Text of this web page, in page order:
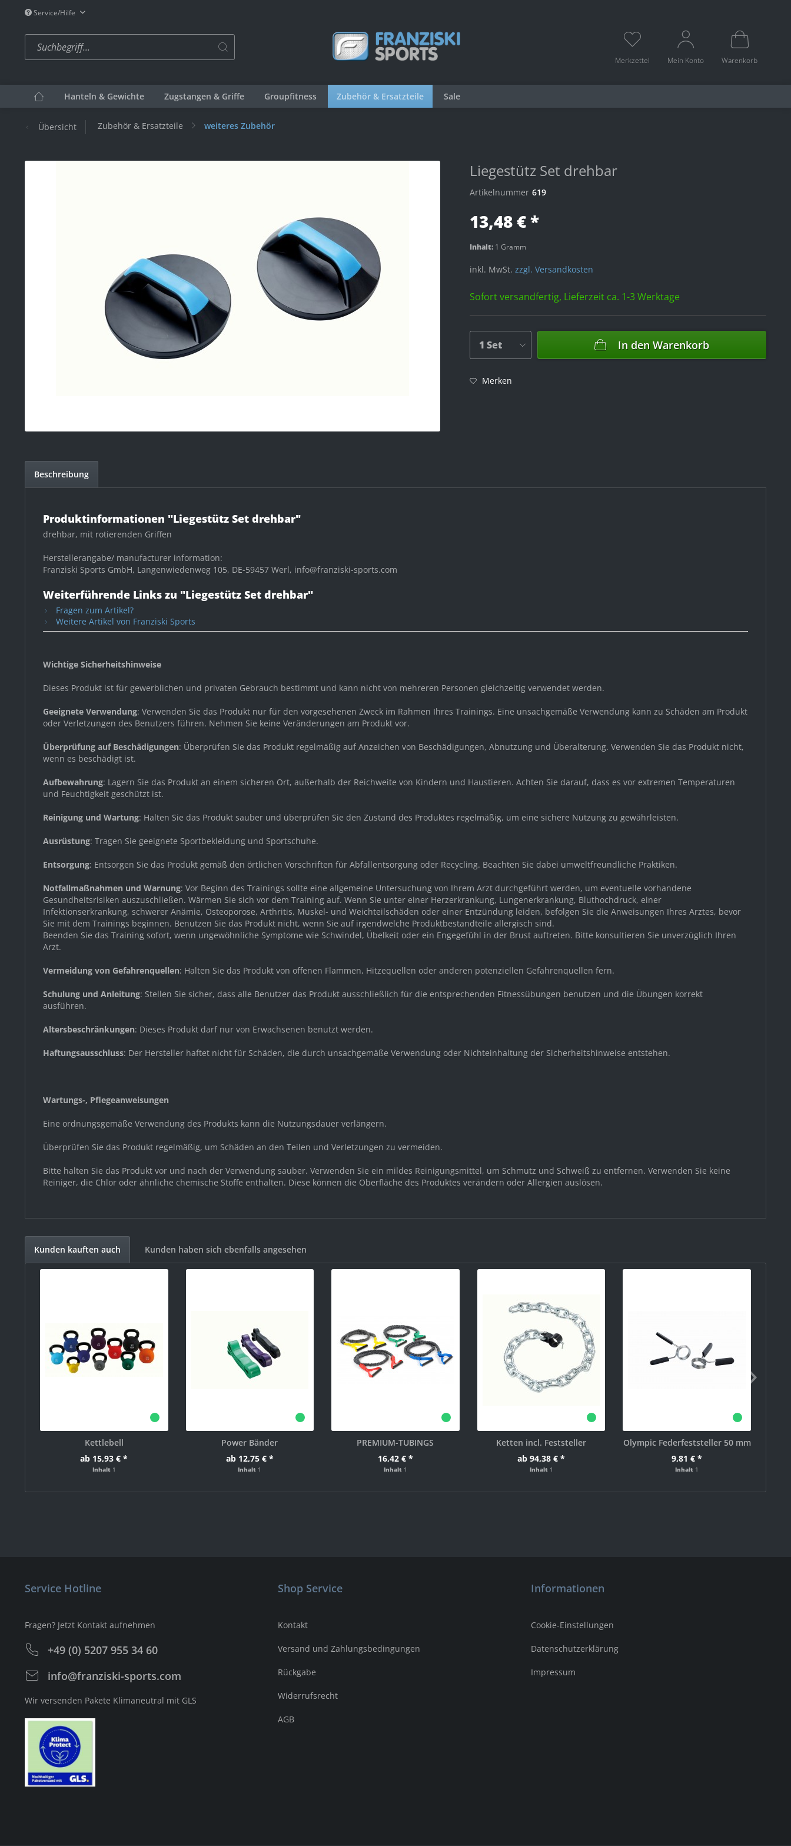
Service/Hilfe
Merkzettel Mein Konto Warenkorb
Hanteln & Gewichte Zugstangen & Griffe Groupfitness Zubehör & Ersatzteile Sale
Übersicht Zubehör & Ersatzteile weiteres Zubehör
Liegestütz Set drehbar
Artikelnummer 619
13,48 € *
Inhalt: 1 Gramm
inkl. MwSt. zzgl. Versandkosten
Sofort versandfertig, Lieferzeit ca. 1-3 Werktage
In den Warenkorb
Merken
Beschreibung
Produktinformationen "Liegestütz Set drehbar"
drehbar, mit rotierenden Griffen
Herstellerangabe/ manufacturer information:
Franziski Sports GmbH, Langenwiedenweg 105, DE-59457 Werl, info@franziski-sports.com
Weiterführende Links zu "Liegestütz Set drehbar"
Fragen zum Artikel?
Weitere Artikel von Franziski Sports
Wichtige Sicherheitshinweise
Dieses Produkt ist für gewerblichen und privaten Gebrauch bestimmt und kann nicht von mehreren Personen gleichzeitig verwendet werden.
Geeignete Verwendung: Verwenden Sie das Produkt nur für den vorgesehenen Zweck im Rahmen Ihres Trainings. Eine unsachgemäße Verwendung kann zu Schäden am Produkt
oder Verletzungen des Benutzers führen. Nehmen Sie keine Veränderungen am Produkt vor.
Überprüfung auf Beschädigungen: Überprüfen Sie das Produkt regelmäßig auf Anzeichen von Beschädigungen, Abnutzung und Überalterung. Verwenden Sie das Produkt nicht,
wenn es beschädigt ist.
Aufbewahrung: Lagern Sie das Produkt an einem sicheren Ort, außerhalb der Reichweite von Kindern und Haustieren. Achten Sie darauf, dass es vor extremen Temperaturen
und Feuchtigkeit geschützt ist.
Reinigung und Wartung: Halten Sie das Produkt sauber und überprüfen Sie den Zustand des Produktes regelmäßig, um eine sichere Nutzung zu gewährleisten.
Ausrüstung: Tragen Sie geeignete Sportbekleidung und Sportschuhe.
Entsorgung: Entsorgen Sie das Produkt gemäß den örtlichen Vorschriften für Abfallentsorgung oder Recycling. Beachten Sie dabei umweltfreundliche Praktiken.
Notfallmaßnahmen und Warnung: Vor Beginn des Trainings sollte eine allgemeine Untersuchung von Ihrem Arzt durchgeführt werden, um eventuelle vorhandene
Gesundheitsrisiken auszuschließen. Wärmen Sie sich vor dem Training auf. Wenn Sie unter einer Herzerkrankung, Lungenerkrankung, Bluthochdruck, einer
Infektionserkrankung, schwerer Anämie, Osteoporose, Arthritis, Muskel- und Weichteilschäden oder einer Entzündung leiden, befolgen Sie die Anweisungen Ihres Arztes, bevor
Sie mit dem Trainings beginnen. Benutzen Sie das Produkt nicht, wenn Sie auf irgendwelche Produktbestandteile allergisch sind.
Beenden Sie das Training sofort, wenn ungewöhnliche Symptome wie Schwindel, Übelkeit oder ein Engegefühl in der Brust auftreten. Bitte konsultieren Sie unverzüglich Ihren
Arzt.
Vermeidung von Gefahrenquellen: Halten Sie das Produkt von offenen Flammen, Hitzequellen oder anderen potenziellen Gefahrenquellen fern.
Schulung und Anleitung: Stellen Sie sicher, dass alle Benutzer das Produkt ausschließlich für die entsprechenden Fitnessübungen benutzen und die Übungen korrekt
ausführen.
Altersbeschränkungen: Dieses Produkt darf nur von Erwachsenen benutzt werden.
Haftungsausschluss: Der Hersteller haftet nicht für Schäden, die durch unsachgemäße Verwendung oder Nichteinhaltung der Sicherheitshinweise entstehen.
Wartungs-, Pflegeanweisungen
Eine ordnungsgemäße Verwendung des Produkts kann die Nutzungsdauer verlängern.
Überprüfen Sie das Produkt regelmäßig, um Schäden an den Teilen und Verletzungen zu vermeiden.
Bitte halten Sie das Produkt vor und nach der Verwendung sauber. Verwenden Sie ein mildes Reinigungsmittel, um Schmutz und Schweiß zu entfernen. Verwenden Sie keine
Reiniger, die Chlor oder ähnliche chemische Stoffe enthalten. Diese können die Oberfläche des Produktes verändern oder Allergien auslösen.
Kunden kauften auch Kunden haben sich ebenfalls angesehen
Kettlebell
ab 15,93 € *
Inhalt 1
Power Bänder
ab 12,75 € *
Inhalt 1
PREMIUM-TUBINGS
16,42 € *
Inhalt 1
Ketten incl. Feststeller
ab 94,38 € *
Inhalt 1
Olympic Federfeststeller 50 mm
9,81 € *
Inhalt 1
Service Hotline
Fragen? Jetzt Kontakt aufnehmen
+49 (0) 5207 955 34 60
info@franziski-sports.com
Wir versenden Pakete Klimaneutral mit GLS
Shop Service
Kontakt
Versand und Zahlungsbedingungen
Rückgabe
Widerrufsrecht
AGB
Informationen
Cookie-Einstellungen
Datenschutzerklärung
Impressum